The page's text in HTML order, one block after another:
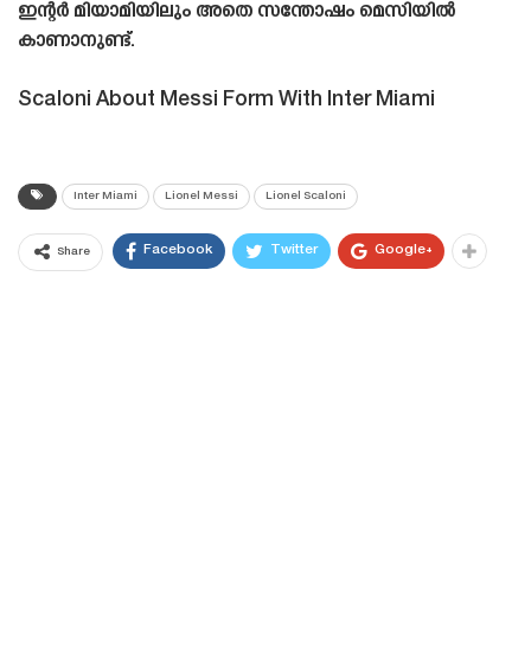
ഇന്റർ മിയാമിയിലും അതെ സന്തോഷം മെസിയിൽ
കാണാനുണ്ട്.
Scaloni About Messi Form With Inter Miami
Inter Miami Lionel Messi Lionel Scaloni
Share Facebook Twitter Google+